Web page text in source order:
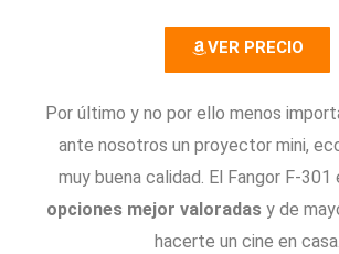
/
VER PRECIO
Por último y no por ello menos
ante nosotros un proyector mini,
muy buena calidad. El Fangor F-301
opciones mejor valoradas y de
hacerte un cine en casa.